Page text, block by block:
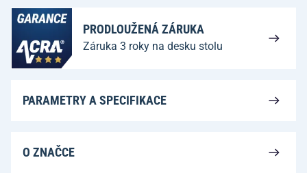
PRODLOUŽENÁ ZÁRUKA
Záruka 3 roky na desku stolu
PARAMETRY A SPECIFIKACE
O ZNAČCE